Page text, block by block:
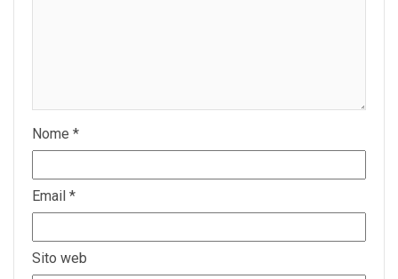
Nome *
Email *
Sito web